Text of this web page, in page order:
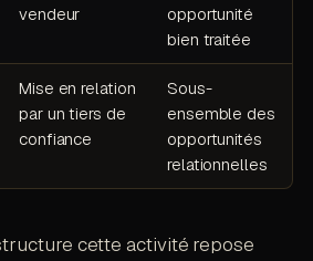
vendeur
opportunité
bien traitée
Mise en relation
par un tiers de
confiance
Sous-
ensemble des
opportunités
relationnelles
cette activité repose